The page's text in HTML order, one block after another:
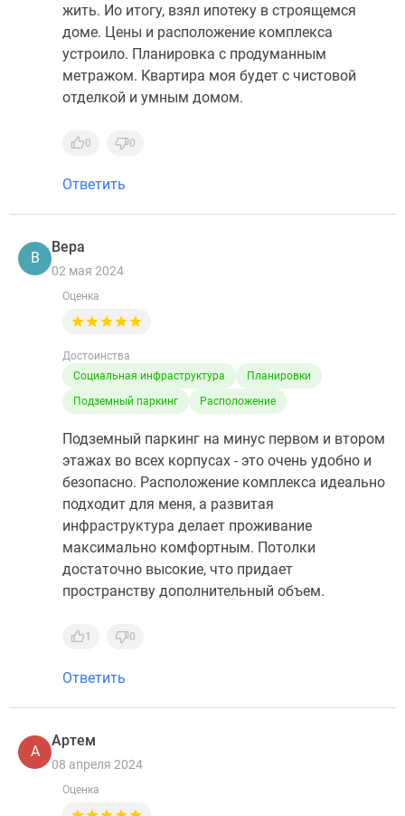
жить. Ио итогу, взял ипотеку в строящемся
доме. Цены и расположение комплекса
устроило. Планировка с продуманным
метражом. Квартира моя будет с чистовой
отделкой и умным домом.
0 0
Ответить
В
Вера
02 мая 2024
Оценка
Достоинства
Социальная инфраструктура
Планировки
Подземный паркинг
Расположение
Подземный паркинг на минус первом и втором
этажах во всех корпусах - это очень удобно и
безопасно. Расположение комплекса идеально
подходит для меня, а развитая
инфраструктура делает проживание
максимально комфортным. Потолки
достаточно высокие, что придает
пространству дополнительный объем.
1 0
Ответить
А
Артем
08 апреля 2024
Оценка